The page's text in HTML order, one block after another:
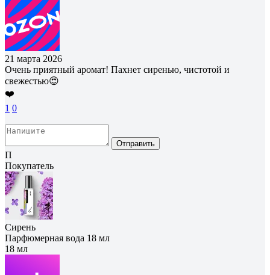
21 марта 2026
Очень приятный аромат! Пахнет сиренью, чистотой и
свежестью😍
❤️
1 0
Отправить
П
Покупатель
Сирень
Парфюмерная вода 18 мл
18 мл